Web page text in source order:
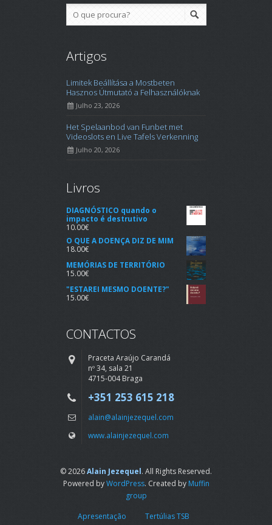
Artigos
Limitek Beállítása a Mostbeten
Hasznos Útmutató a Felhasználóknak
Julho 23, 2026
Het Spelaanbod van Funbet met
Videoslots en Live Tafels Verkenning
Julho 20, 2026
Livros
DIAGNÓSTICO quando o
impacto é destrutivo
10.00€
O QUE A DOENÇA DIZ DE MIM
18.00€
MEMÓRIAS DE TERRITÓRIO
15.00€
"ESTAREI MESMO DOENTE?"
15.00€
CONTACTOS
Praceta Araújo Carandá
nº 34, sala 21
4715-004 Braga
+351 253 615 218
alain@alainjezequel.com
www.alainjezequel.com
© 2026Alain Jezequel. All Rights Reserved.
Powered byWordPress. Created by Muffin
group
Apresentação
Tertúlias TSB